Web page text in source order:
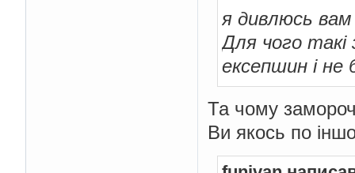
я дивлюсь
Для чого такі
ексепшин і не
Та чому
Ви якось по